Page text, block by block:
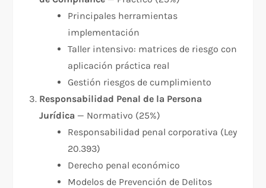
Principales herramientas
implementación
Taller intensivo: matrices de riesgo con
aplicación práctica real
Gestión riesgos de cumplimiento​
Responsabilidad Penal de la Persona
Jurídica — Normativo (25%)
Responsabilidad penal corporativa (Ley
20.393)
Derecho penal económico
Modelos de Prevención de Delitos